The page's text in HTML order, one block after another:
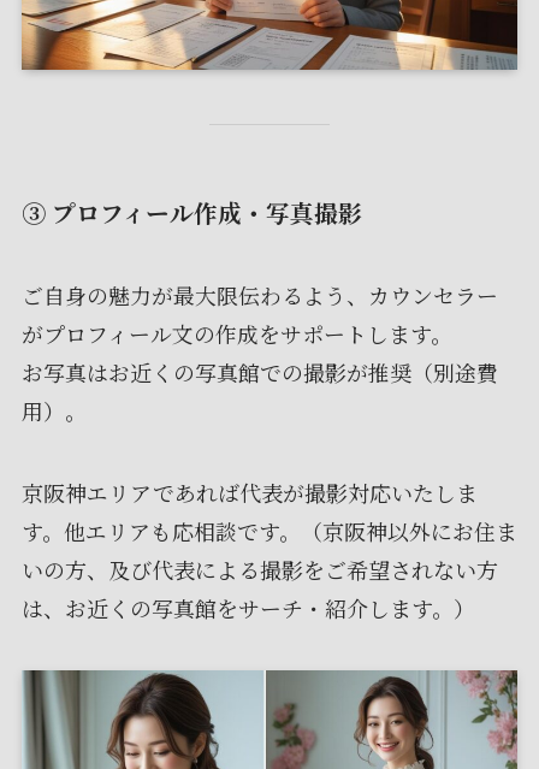
③ プロフィール作成・写真撮影
ご自身の魅力が最大限伝わるよう、カウンセラー
がプロフィール文の作成をサポートします。
お写真はお近くの写真館での撮影が推奨（別途費
用）。
京阪神エリアであれば代表が撮影対応いたしま
す。他エリアも応相談です。（京阪神以外にお住ま
いの方、及び代表による撮影をご希望されない方
は、お近くの写真館をサーチ・紹介します。）